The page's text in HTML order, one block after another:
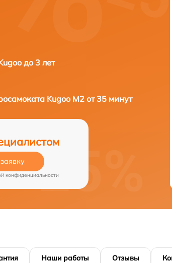
до 3 лет
Kugoo M2 от 35 минут
конфиденциальности
Наши работы Отзывы